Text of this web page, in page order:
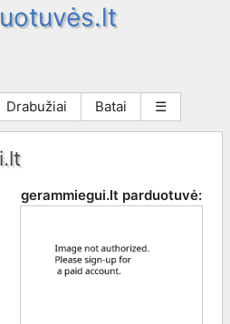
Drabužiai Batai ☰
gerammiegui.lt parduotuvė: